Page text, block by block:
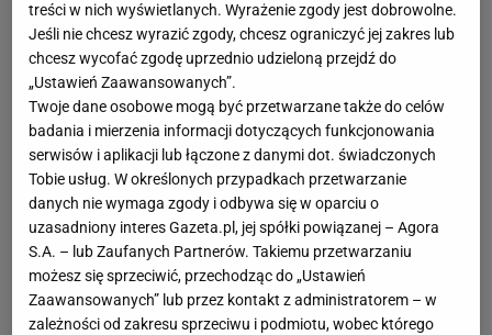
treści w nich wyświetlanych. Wyrażenie zgody jest dobrowolne.
Jeśli nie chcesz wyrazić zgody, chcesz ograniczyć jej zakres lub
chcesz wycofać zgodę uprzednio udzieloną przejdź do
„Ustawień Zaawansowanych”.
Twoje dane osobowe mogą być przetwarzane także do celów
badania i mierzenia informacji dotyczących funkcjonowania
serwisów i aplikacji lub łączone z danymi dot. świadczonych
Tobie usług. W określonych przypadkach przetwarzanie
danych nie wymaga zgody i odbywa się w oparciu o
uzasadniony interes Gazeta.pl, jej spółki powiązanej – Agora
S.A. – lub Zaufanych Partnerów. Takiemu przetwarzaniu
możesz się sprzeciwić, przechodząc do „Ustawień
Zaawansowanych” lub przez kontakt z administratorem – w
zależności od zakresu sprzeciwu i podmiotu, wobec którego